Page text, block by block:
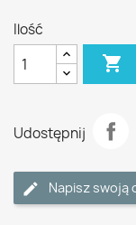
Ilość

Udostępnij
Napisz swoją